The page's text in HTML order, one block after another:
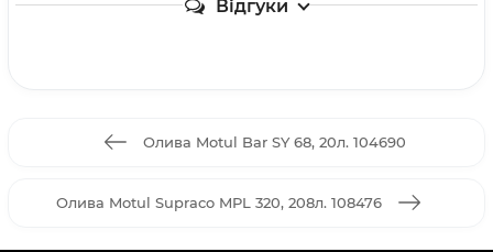
Відгуки
Олива Motul Bar SY 68, 20л. 104690
Олива Motul Supraco MPL 320, 208л. 108476